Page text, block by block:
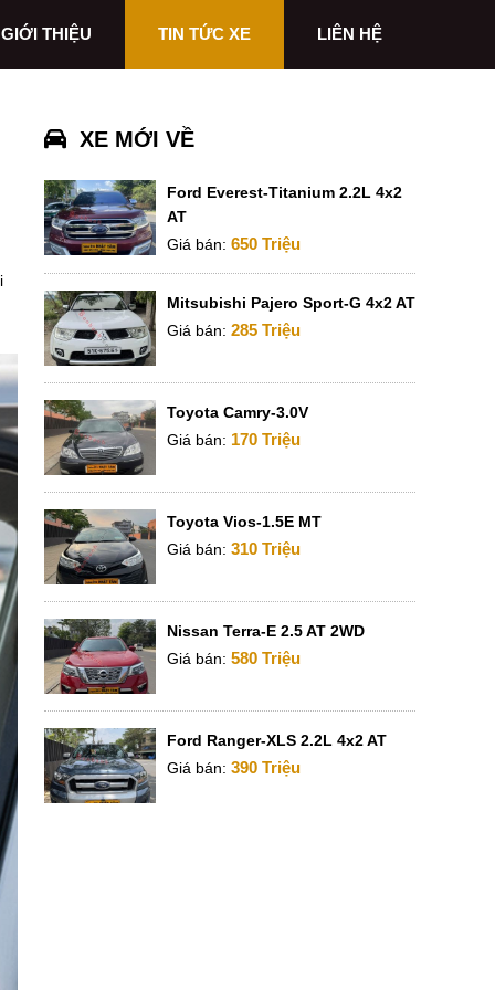
GIỚI THIỆU TIN TỨC XE LIÊN HỆ
XE MỚI VỀ
Ford Everest-Titanium 2.2L 4x2
AT
Giá bán: 650 Triệu
Mitsubishi Pajero Sport-G 4x2 AT
Giá bán: 285 Triệu
Toyota Camry-3.0V
Giá bán: 170 Triệu
Toyota Vios-1.5E MT
Giá bán: 310 Triệu
Nissan Terra-E 2.5 AT 2WD
Giá bán: 580 Triệu
Ford Ranger-XLS 2.2L 4x2 AT
Giá bán: 390 Triệu